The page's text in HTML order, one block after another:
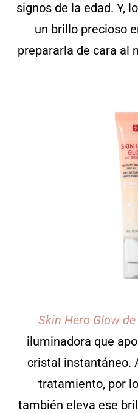
signos de la edad. Y,
un brillo precioso
prepararla de cara al
Skin Hero Glow
iluminadora que
cristal instantáneo.
tratamiento, por
también eleva ese